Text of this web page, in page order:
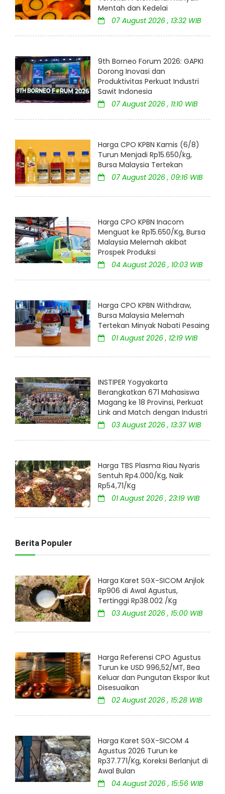
Mentah dan Kedelai
07 August 2026 , 13:32 WIB
9th Borneo Forum 2026: GAPKI
Dorong Inovasi dan
Produktivitas Perkuat Industri
Sawit Indonesia
07 August 2026 , 11:10 WIB
Harga CPO KPBN Kamis (6/8)
Turun Menjadi Rp15.650/kg,
Bursa Malaysia Tertekan
07 August 2026 , 09:16 WIB
Harga CPO KPBN Inacom
Menguat ke Rp15.650/Kg, Bursa
Malaysia Melemah akibat
Prospek Produksi
04 August 2026 , 10:03 WIB
Harga CPO KPBN Withdraw,
Bursa Malaysia Melemah
Tertekan Minyak Nabati Pesaing
01 August 2026 , 12:19 WIB
INSTIPER Yogyakarta
Berangkatkan 671 Mahasiswa
Magang ke 18 Provinsi, Perkuat
Link and Match dengan Industri
03 August 2026 , 13:37 WIB
Harga TBS Plasma Riau Nyaris
Sentuh Rp4.000/Kg, Naik
Rp54,71/Kg
01 August 2026 , 23:19 WIB
Berita Populer
Harga Karet SGX-SICOM Anjlok
Rp906 di Awal Agustus,
Tertinggi Rp38.002 /Kg
03 August 2026 , 15:00 WIB
Harga Referensi CPO Agustus
Turun ke USD 996,52/MT, Bea
Keluar dan Pungutan Ekspor Ikut
Disesuaikan
02 August 2026 , 15:28 WIB
Harga Karet SGX-SICOM 4
Agustus 2026 Turun ke
Rp37.771/Kg, Koreksi Berlanjut di
Awal Bulan
04 August 2026 , 15:56 WIB